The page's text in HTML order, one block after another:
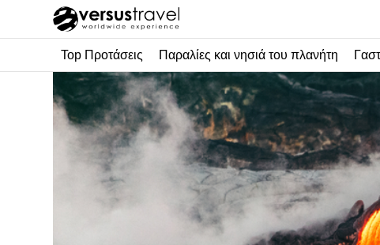
Top Προτάσεις Παραλίες και νησιά του πλανήτη